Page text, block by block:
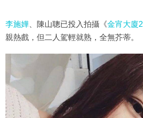
李施嬅、陳山聰已投入拍攝《金宵大廈2
親熱戲，但二人駕輕就熟，全無芥蒂。